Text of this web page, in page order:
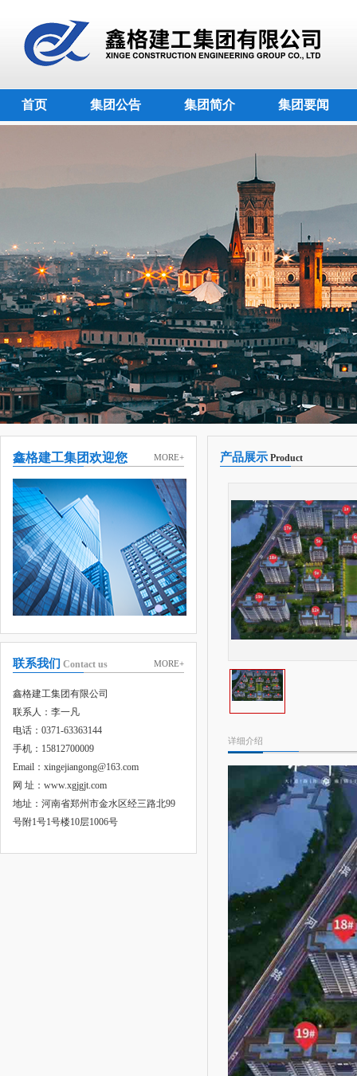
首页 集团公告 集团简介 集团要闻
鑫格建工集团欢迎您 MORE+
联系我们 Contact us MORE+
鑫格建工集团有限公司
联系人：李一凡
电话：0371-63363144
手机：15812700009
Email：xingejiangong@163.com
网 址：www.xgjgjt.com
地址：河南省郑州市金水区经三路北99
号附1号1号楼10层1006号
产品展示 Product
详细介绍